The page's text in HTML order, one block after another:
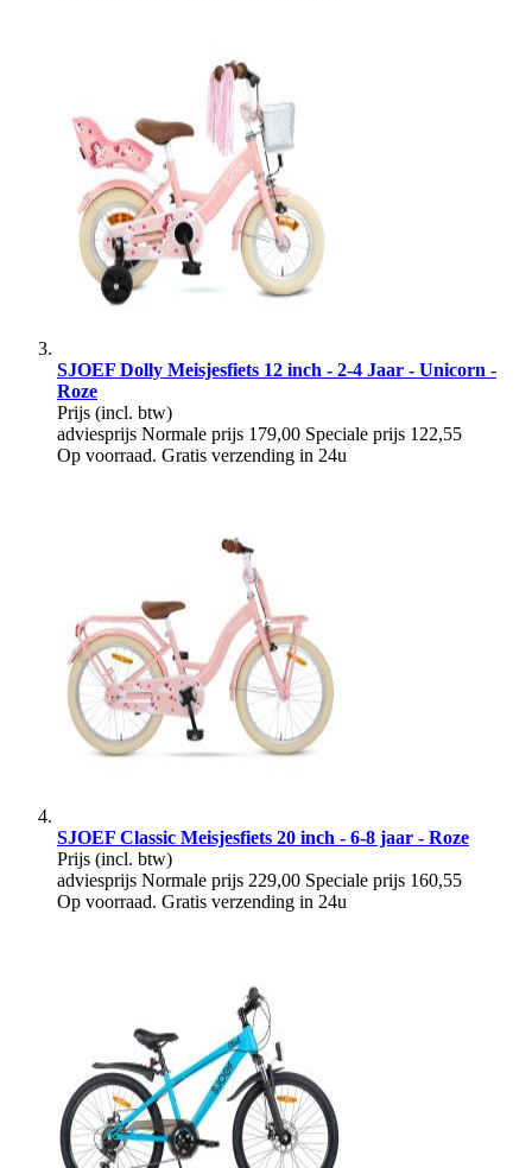
SJOEF Dolly Meisjesfiets 12 inch - 2-4 Jaar - Unicorn -
Roze
Prijs (incl. btw)
adviesprijs Normale prijs 179,00 Speciale prijs 122,55
Op voorraad. Gratis verzending in 24u
SJOEF Classic Meisjesfiets 20 inch - 6-8 jaar - Roze
Prijs (incl. btw)
adviesprijs Normale prijs 229,00 Speciale prijs 160,55
Op voorraad. Gratis verzending in 24u